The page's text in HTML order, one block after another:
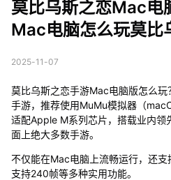
莫比乌斯之恋Mac电
Mac电脑怎么玩莫比
2025-11-07
莫比乌斯之恋手游Mac电脑版怎么
手游，推荐使用MuMu模拟器（
适配Apple M系列芯片，搭载业内领
面上绝大多数手游。
不仅能在Mac电脑上流畅运行，还
支持240帧等多种实用功能。